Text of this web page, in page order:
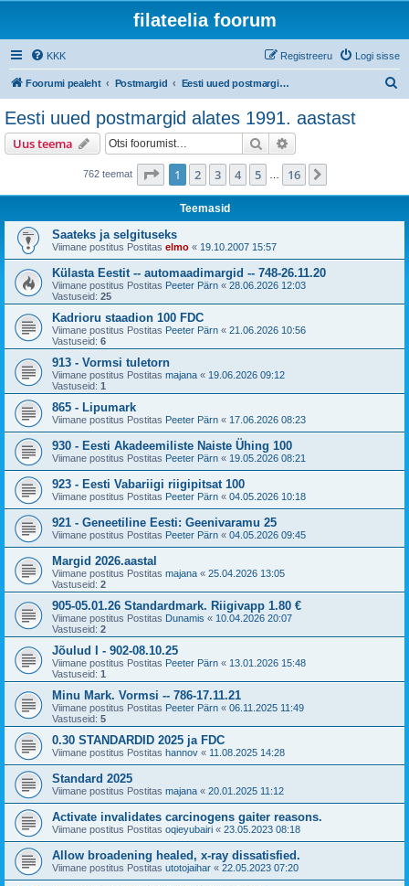
filateelia foorum
KKK Logi sisse
Registreeru
Foorumi pealeht Postmargid Eesti uued postmargid alates 1991. aastast
Eesti uued postmargid alates 1991. aastast
Uus teema Otsi
762 teemat 1 . leht16 -st
1 2 3 4 5 16
Teemasid
Saateks ja selgituseks
Viimane postitus Postitas elmo « 19.10.2007 15:57
Külasta Eestit -- automaadimargid -- 748-26.11.20
Viimane postitus Postitas Peeter Pärn « 28.06.2026 12:03
Vastuseid: 25
Kadrioru staadion 100 FDC
Viimane postitus Postitas Peeter Pärn « 21.06.2026 10:56
Vastuseid: 6
913 - Vormsi tuletorn
Viimane postitus Postitas majana « 19.06.2026 09:12
Vastuseid: 1
865 - Lipumark
Viimane postitus Postitas Peeter Pärn « 17.06.2026 08:23
930 - Eesti Akadeemiliste Naiste Ühing 100
Viimane postitus Postitas Peeter Pärn « 19.05.2026 08:21
923 - Eesti Vabariigi riigipitsat 100
Viimane postitus Postitas Peeter Pärn « 04.05.2026 10:18
921 - Geneetiline Eesti: Geenivaramu 25
Viimane postitus Postitas Peeter Pärn « 04.05.2026 09:45
Margid 2026.aastal
Viimane postitus Postitas majana « 25.04.2026 13:05
Vastuseid: 2
905-05.01.26 Standardmark. Riigivapp 1.80 €
Viimane postitus Postitas Dunamis « 10.04.2026 20:07
Vastuseid: 2
Jõulud I - 902-08.10.25
Viimane postitus Postitas Peeter Pärn « 13.01.2026 15:48
Vastuseid: 1
Minu Mark. Vormsi -- 786-17.11.21
Viimane postitus Postitas Peeter Pärn « 06.11.2025 11:49
Vastuseid: 5
0.30 STANDARDID 2025 ja FDC
Viimane postitus Postitas hannov « 11.08.2025 14:28
Standard 2025
Viimane postitus Postitas majana « 20.01.2025 11:12
Activate invalidates carcinogens gaiter reasons.
Viimane postitus Postitas oqieyubairi « 23.05.2023 08:18
Allow broadening healed, x-ray dissatisfied.
Viimane postitus Postitas utotojaihar « 22.05.2023 07:20